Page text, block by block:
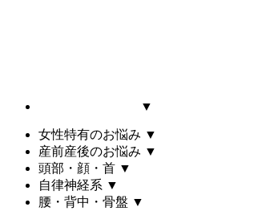
▼
女性特有のお悩み ▼
産前産後のお悩み ▼
頭部・顔・首 ▼
自律神経系 ▼
腰・背中・骨盤 ▼